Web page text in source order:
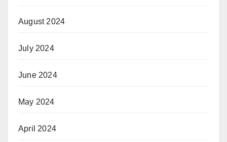
August 2024
July 2024
June 2024
May 2024
April 2024